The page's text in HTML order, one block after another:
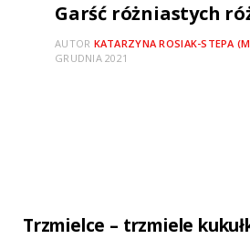
Garść różniastych
AUTOR KATARZYNA ROSIAK-STEPA
GRUDNIA 2021
Trzmielce – trzmiele